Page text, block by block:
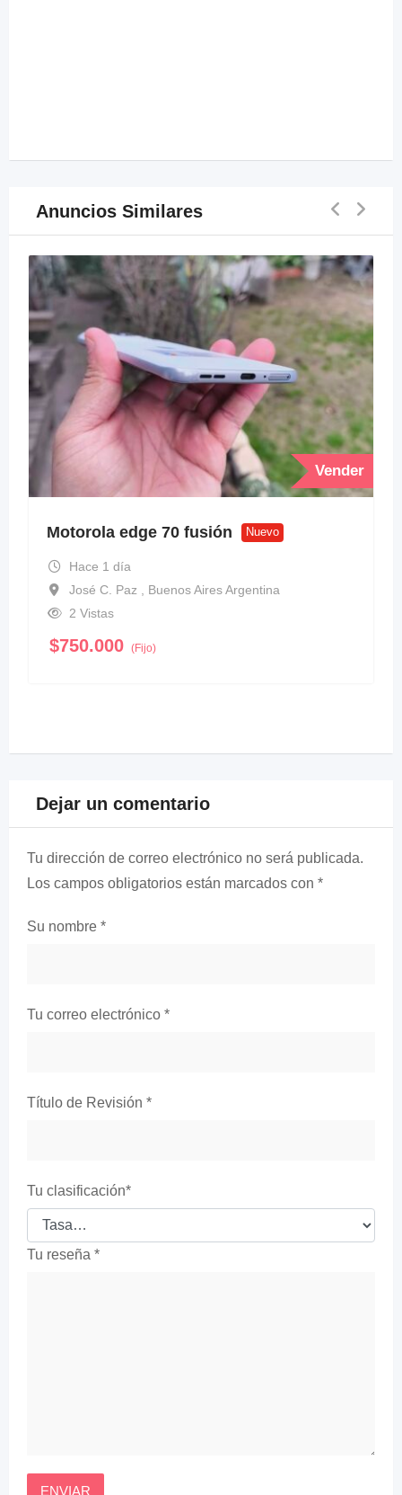
Anuncios Similares
Vender
Motorola edge 70 fusión Nuevo
Hace 1 día
José C. Paz , Buenos Aires Argentina
2 Vistas
$750.000 (Fijo)
Dejar un comentario
Tu dirección de correo electrónico no será publicada.
Los campos obligatorios están marcados con *
Su nombre *
Tu correo electrónico *
Título de Revisión *
Tu clasificación*
Tu reseña *